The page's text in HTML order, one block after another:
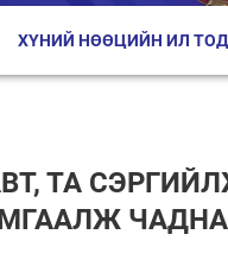
ХҮНИЙ НӨӨЦИЙН ИЛ
ТА